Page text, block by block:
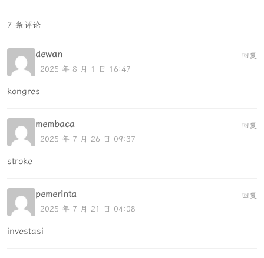
7 条评论
dewan
2025 年 8 月 1 日 16:47
kongres
回复
membaca
2025 年 7 月 26 日 09:37
stroke
回复
pemerinta
2025 年 7 月 21 日 04:08
investasi
回复